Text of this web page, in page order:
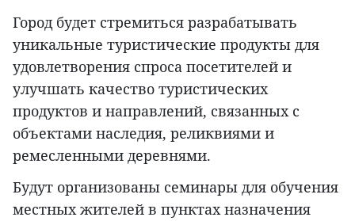
Город будет стремиться разрабатывать
уникальные туристические продукты для
удовлетворения спроса посетителей и
улучшать качество туристических
продуктов и направлений, связанных с
объектами наследия, реликвиями и
ремесленными деревнями.
Будут организованы семинары для обучения
местных жителей в пунктах назначения